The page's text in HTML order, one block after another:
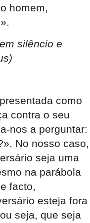
homem,
».
silêncio e
como
contra o seu
nos a perguntar:
No nosso caso,
seja uma
na parábola
facto,
esteja fora
seja, que seja